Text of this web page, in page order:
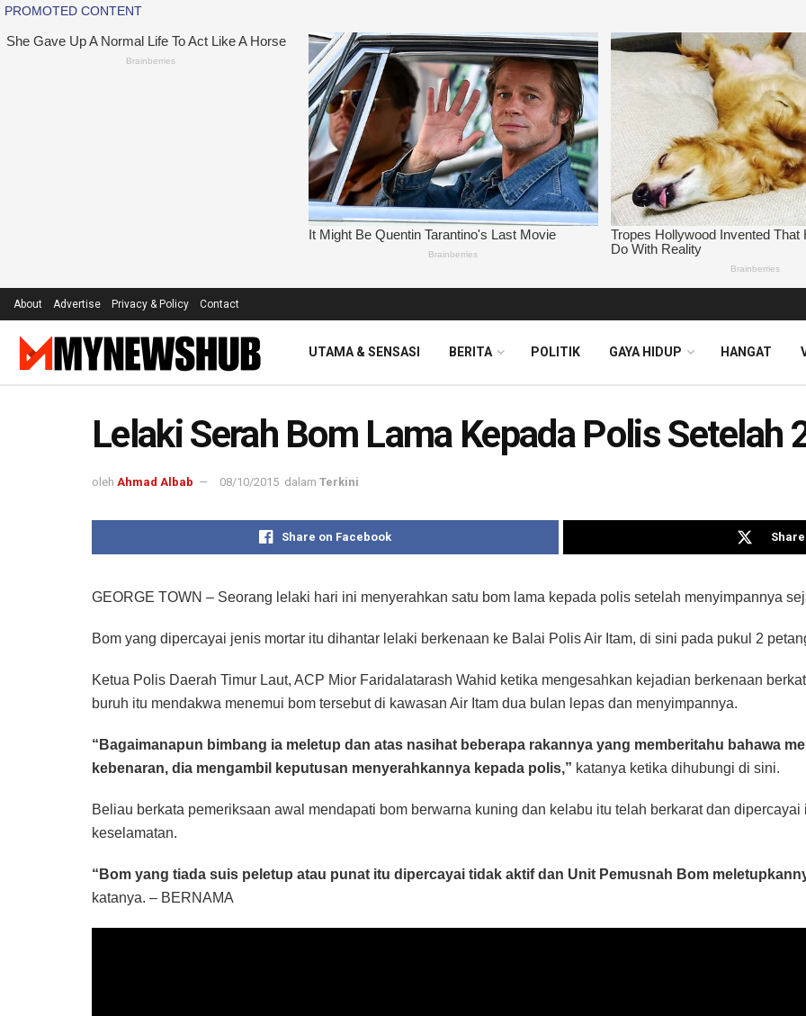
About Advertise Privacy & Policy Contact
UTAMA & SENSASI BERITA POLITIK GAYA HIDUP HANGAT
Lelaki Serah Bom Lama Kepada Polis Setelah
oleh Ahmad Albab 08/10/2015 dalam Terkini
Share on Facebook
GEORGE TOWN – Seorang lelaki hari ini menyerahkan satu bom lama kepada polis setelah menyimpannya
Bom yang dipercayai jenis mortar itu dihantar lelaki berkenaan ke Balai Polis Air Itam, di sini pada pukul 2
Ketua Polis Daerah Timur Laut, ACP Mior Faridalatarash Wahid ketika mengesahkan kejadian berkenaan
buruh itu mendakwa menemui bom tersebut di kawasan Air Itam dua bulan lepas dan menyimpannya.
“Bagaimanapun bimbang ia meletup dan atas nasihat beberapa rakannya yang memberitahu bahawa
kebenaran, dia mengambil keputusan menyerahkannya kepada polis,” katanya ketika dihubungi di sini.
Beliau berkata pemeriksaan awal mendapati bom berwarna kuning dan kelabu itu telah berkarat dan
keselamatan.
“Bom yang tiada suis peletup atau punat itu dipercayai tidak aktif dan Unit Pemusnah Bom
katanya. – BERNAMA